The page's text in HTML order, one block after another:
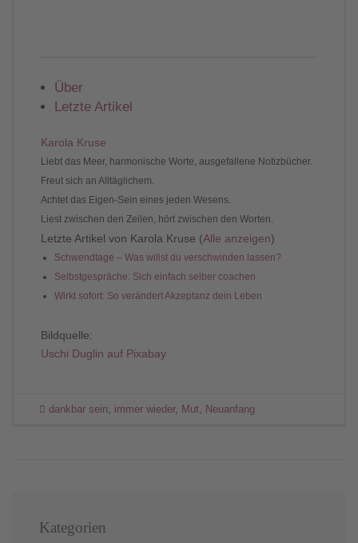
Über
Letzte Artikel
Karola Kruse
Liebt das Meer, harmonische Worte, ausgefallene Notizbücher.
Freut sich an Alltäglichem.
Achtet das Eigen-Sein eines jeden Wesens.
Liest zwischen den Zeilen, hört zwischen den Worten.
Letzte Artikel von Karola Kruse (Alle anzeigen)
Schwendtage – Was willst du verschwinden lassen?
Selbstgespräche: Sich einfach selber coachen
Wirkt sofort: So verändert Akzeptanz dein Leben
Bildquelle:
Uschi Duglin auf Pixabay
dankbar sein, immer wieder, Mut Neuanfang
Kategorien